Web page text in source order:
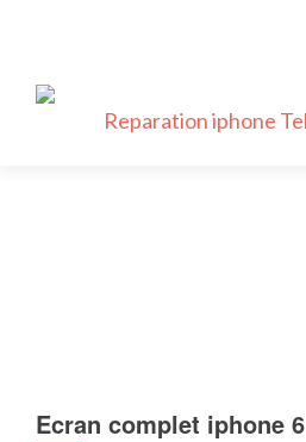
Ecran complet iphone 6